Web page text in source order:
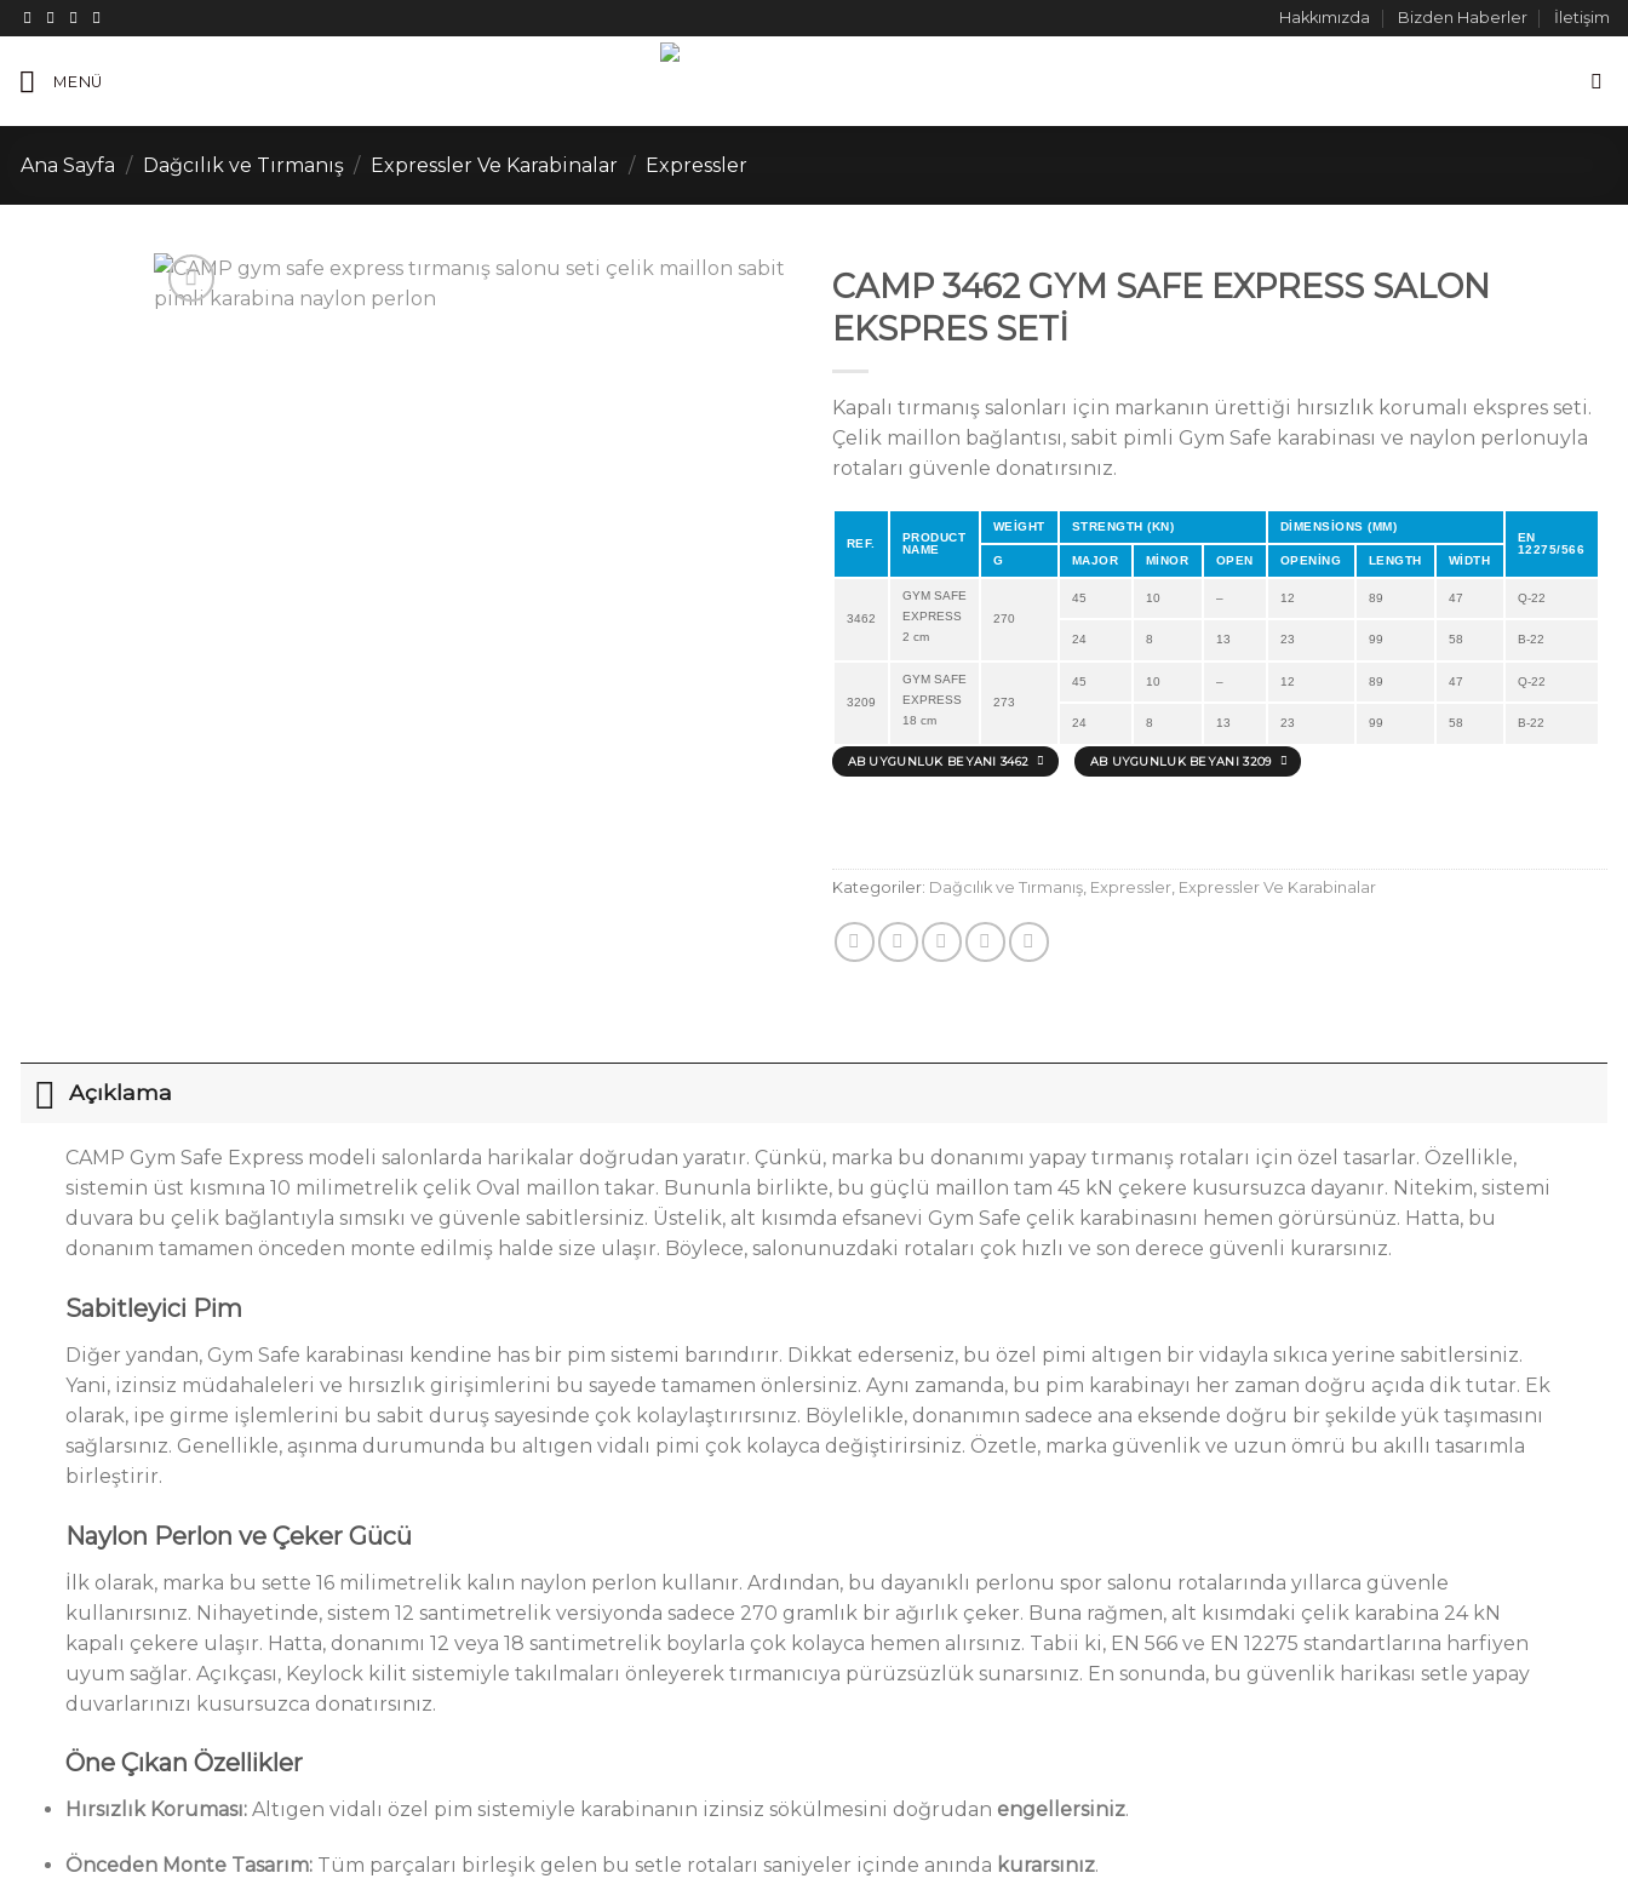
İçeriğe
atla
Hakkımızda Bizden Haberler İletişim
MENÜ
Ana Sayfa / Dağcılık ve Tırmanış / Expressler Ve Karabinalar / Expressler
CAMP 3462 GYM SAFE EXPRESS SALON
EKSPRES SETİ
Kapalı tırmanış salonları için markanın ürettiği hırsızlık korumalı ekspres seti.
Çelik maillon bağlantısı, sabit pimli Gym Safe karabinası ve naylon perlonuyla
rotaları güvenle donatırsınız.
REF.
PRODUCT
NAME
WEİGHT STRENGTH (KN)
DİMENSİONS (MM)
EN
12275/566
G
MAJOR MİNOR OPEN OPENİNG LENGTH WİDTH
3462
GYM SAFE
EXPRESS
2 cm
270
45 10 – 12 89 47 Q-22
24 8 13 23 99 58 B-22
3209
GYM SAFE
EXPRESS
18 cm
273
45 10 – 12 89 47 Q-22
24 8 13 23 99 58 B-22
AB UYGUNLUK BEYANI 3462 AB UYGUNLUK BEYANI 3209
Kategoriler: Dağcılık ve Tırmanış Expressler Expressler Ve Karabinalar
Açıklama
CAMP Gym Safe Express modeli salonlarda harikalar doğrudan yaratır. Çünkü, marka bu donanımı yapay tırmanış rotaları için özel tasarlar. Özellikle,
sistemin üst kısmına 10 milimetrelik çelik Oval maillon takar. Bununla birlikte, bu güçlü maillon tam 45 kN çekere kusursuzca dayanır. Nitekim, sistemi
duvara bu çelik bağlantıyla sımsıkı ve güvenle sabitlersiniz. Üstelik, alt kısımda efsanevi Gym Safe çelik karabinasını hemen görürsünüz. Hatta, bu
donanım tamamen önceden monte edilmiş halde size ulaşır. Böylece, salonunuzdaki rotaları çok hızlı ve son derece güvenli kurarsınız.
Sabitleyici Pim
Diğer yandan, Gym Safe karabinası kendine has bir pim sistemi barındırır. Dikkat ederseniz, bu özel pimi altıgen bir vidayla sıkıca yerine sabitlersiniz.
Yani, izinsiz müdahaleleri ve hırsızlık girişimlerini bu sayede tamamen önlersiniz. Aynı zamanda, bu pim karabinayı her zaman doğru açıda dik tutar. Ek
olarak, ipe girme işlemlerini bu sabit duruş sayesinde çok kolaylaştırırsınız. Böylelikle, donanımın sadece ana eksende doğru bir şekilde yük taşımasını
sağlarsınız. Genellikle, aşınma durumunda bu altıgen vidalı pimi çok kolayca değiştirirsiniz. Özetle, marka güvenlik ve uzun ömrü bu akıllı tasarımla
birleştirir.
Naylon Perlon ve Çeker Gücü
İlk olarak, marka bu sette 16 milimetrelik kalın naylon perlon kullanır. Ardından, bu dayanıklı perlonu spor salonu rotalarında yıllarca güvenle
kullanırsınız. Nihayetinde, sistem 12 santimetrelik versiyonda sadece 270 gramlık bir ağırlık çeker. Buna rağmen, alt kısımdaki çelik karabina 24 kN
kapalı çekere ulaşır. Hatta, donanımı 12 veya 18 santimetrelik boylarla çok kolayca hemen alırsınız. Tabii ki, EN 566 ve EN 12275 standartlarına harfiyen
uyum sağlar. Açıkçası, Keylock kilit sistemiyle takılmaları önleyerek tırmanıcıya pürüzsüzlük sunarsınız. En sonunda, bu güvenlik harikası setle yapay
duvarlarınızı kusursuzca donatırsınız.
Öne Çıkan Özellikler
Hırsızlık Koruması:Altıgen vidalı özel pim sistemiyle karabinanın izinsiz sökülmesini doğrudan engellersiniz.
Önceden Monte Tasarım:Tüm parçaları birleşik gelen bu setle rotaları saniyeler içinde anında kurarsınız.